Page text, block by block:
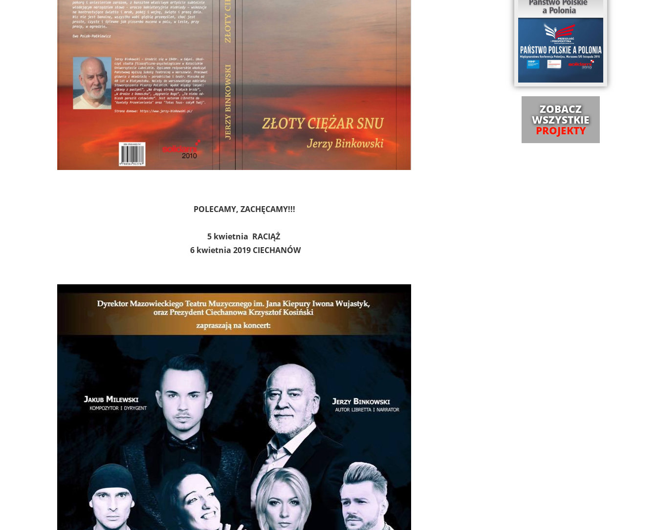
POLECAMY, ZACHĘCAMY!!!
5 kwietnia RACIĄŻ
6 kwietnia 2019 CIECHANÓW
ZOBACZ
WSZYSTKIE
PROJEKTY